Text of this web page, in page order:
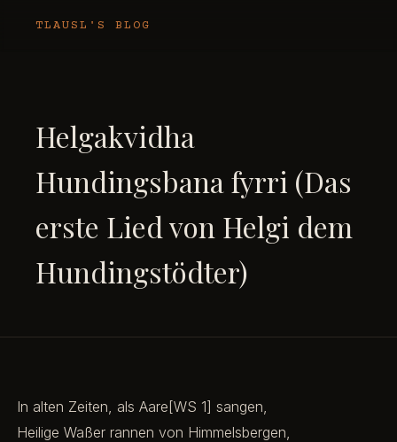
TLAUSL'S BLOG
Helgakvidha
Hundingsbana fyrri (Das
erste Lied von Helgi dem
Hundingstödter)
In alten Zeiten, als Aare[WS 1] sangen,
Heilige Waßer rannen von Himmelsbergen,